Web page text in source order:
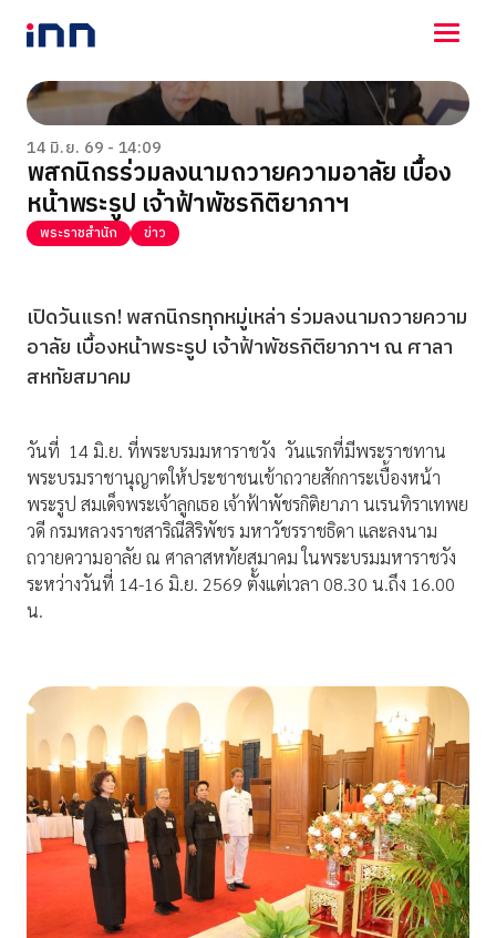
NEWS
ENTERTAINMENT
LIFESTYLE
HOROSCOPE
LOTTERY
VIDEO
14 มิ.ย. 69 - 14:09
พสกนิกรร่วมลงนามถวายความอาลัย เบื้อง
หน้าพระรูป เจ้าฟ้าพัชรกิติยาภาฯ
พระราชสำนัก ข่าว
เปิดวันแรก! พสกนิกรทุกหมู่เหล่า ร่วมลงนามถวายความ
อาลัย เบื้องหน้าพระรูป เจ้าฟ้าพัชรกิติยาภาฯ ณ ศาลา
สหทัยสมาคม
วันที่ 14 มิ.ย. ที่พระบรมมหาราชวัง วันแรกที่มีพระราชทาน
พระบรมราชานุญาตให้ประชาชนเข้าถวายสักการะเบื้องหน้า
พระรูป สมเด็จพระเจ้าลูกเธอ เจ้าฟ้าพัชรกิติยาภา นเรนทิราเทพย
วดี กรมหลวงราชสาริณีสิริพัชร มหาวัชรราชธิดา และลงนาม
ถวายความอาลัย ณ ศาลาสหทัยสมาคม ในพระบรมมหาราชวัง
ระหว่างวันที่ 14-16 มิ.ย. 2569 ตั้งแต่เวลา 08.30 น.ถึง 16.00
น.